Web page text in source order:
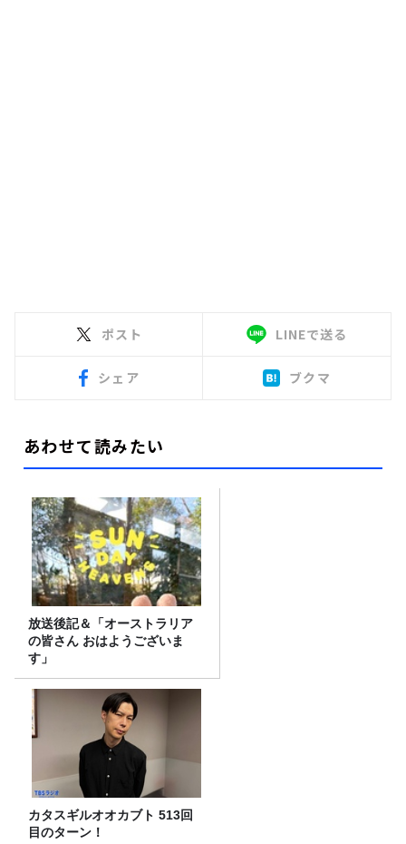
ポスト LINEで送る
シェア ブクマ
あわせて読みたい
放送後記＆「オーストラリア
の皆さん おはようございま
す」
カタスギルオオカブト 513回
目のターン！